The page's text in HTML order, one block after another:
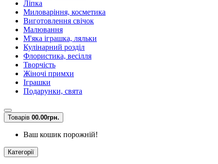
Ліпка
Миловаріння, косметика
Виготовлення свічок
Малювання
М'яка іграшка, ляльки
Кулінарний розділ
Флористика, весілля
Творчість
Жіночі примхи
Іграшки
Подарунки, свята
Товарів 00.00грн.
Ваш кошик порожній!
Категорії